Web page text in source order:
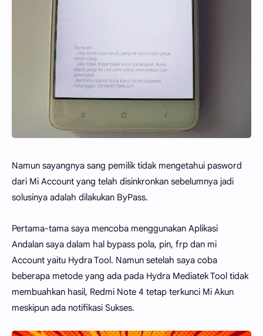
Namun sayangnya sang pemilik tidak mengetahui pasword
dari Mi Account yang telah disinkronkan sebelumnya jadi
solusinya adalah dilakukan ByPass.
Pertama-tama saya mencoba menggunakan Aplikasi
Andalan saya dalam hal bypass pola, pin, frp dan mi
Account yaitu Hydra Tool. Namun setelah saya coba
beberapa metode yang ada pada Hydra Mediatek Tool tidak
membuahkan hasil, Redmi Note 4 tetap terkunci Mi Akun
meskipun ada notifikasi Sukses.